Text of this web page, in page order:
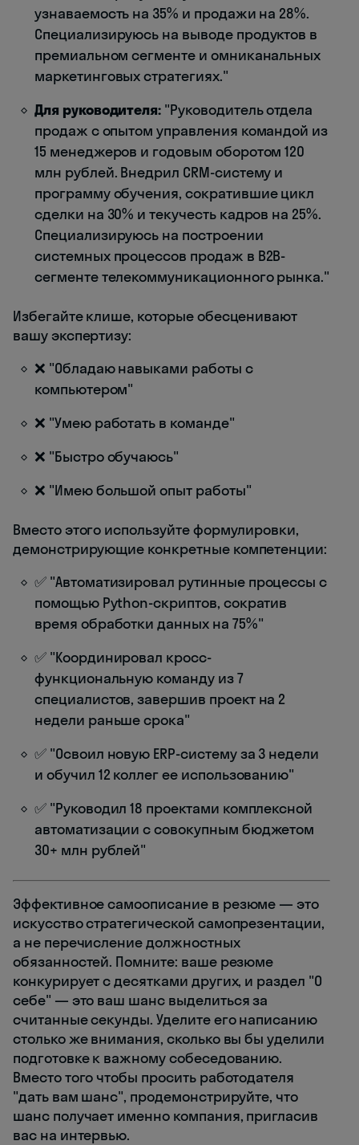
узнаваемость на 35% и продажи на 28%.
Специализируюсь на выводе продуктов в
премиальном сегменте и омниканальных
маркетинговых стратегиях."
Для руководителя: "Руководитель отдела
продаж с опытом управления командой из
15 менеджеров и годовым оборотом 120
млн рублей. Внедрил CRM-систему и
программу обучения, сократившие цикл
сделки на 30% и текучесть кадров на 25%.
Специализируюсь на построении
системных процессов продаж в B2B-
сегменте телекоммуникационного рынка."
Избегайте клише, которые обесценивают
вашу экспертизу:
❌ "Обладаю навыками работы с
компьютером"
❌ "Умею работать в команде"
❌ "Быстро обучаюсь"
❌ "Имею большой опыт работы"
Вместо этого используйте формулировки,
демонстрирующие конкретные компетенции:
✅ "Автоматизировал рутинные процессы с
помощью Python-скриптов, сократив
время обработки данных на 75%"
✅ "Координировал кросс-
функциональную команду из 7
специалистов, завершив проект на 2
недели раньше срока"
✅ "Освоил новую ERP-систему за 3 недели
и обучил 12 коллег ее использованию"
✅ "Руководил 18 проектами комплексной
автоматизации с совокупным бюджетом
30+ млн рублей"
Эффективное самоописание в резюме — это
искусство стратегической самопрезентации,
а не перечисление должностных
обязанностей. Помните: ваше резюме
конкурирует с десятками других, и раздел "О
себе" — это ваш шанс выделиться за
считанные секунды. Уделите его написанию
столько же внимания, сколько вы бы уделили
подготовке к важному собеседованию.
Вместо того чтобы просить работодателя
"дать вам шанс", продемонстрируйте, что
шанс получает именно компания, пригласив
вас на интервью.